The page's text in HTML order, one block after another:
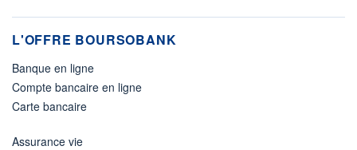
L'OFFRE BOURSOBANK
Banque en ligne
Compte bancaire en ligne
Carte bancaire
Assurance vie